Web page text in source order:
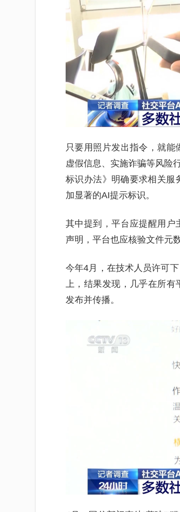
只要用照片发出指令，就
虚假信息、实施诈骗等风险
标识办法》明确要求相关服
加显著的AI提示标识。
其中提到，平台应提醒用户
声明，平台也应核验文件元
今年4月，在技术人员许可
上，结果发现，几乎在所
发布并传播。